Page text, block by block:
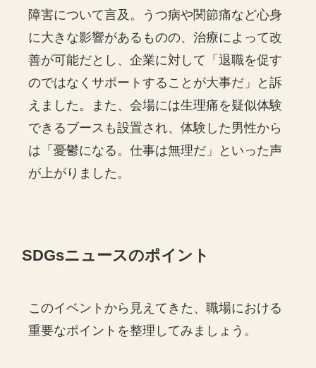
障害について言及。うつ病や関節痛など心身
に大きな影響があるものの、治療によって改
善が可能だとし、企業に対して「退職を促す
のではなくサポートすることが大事だ」と訴
えました。また、会場には生理痛を疑似体験
できるブースも設置され、体験した男性から
は「憂鬱になる。仕事は無理だ」といった声
が上がりました。
SDGsニュースのポイント
このイベントから見えてきた、職場における
重要なポイントを整理してみましょう。